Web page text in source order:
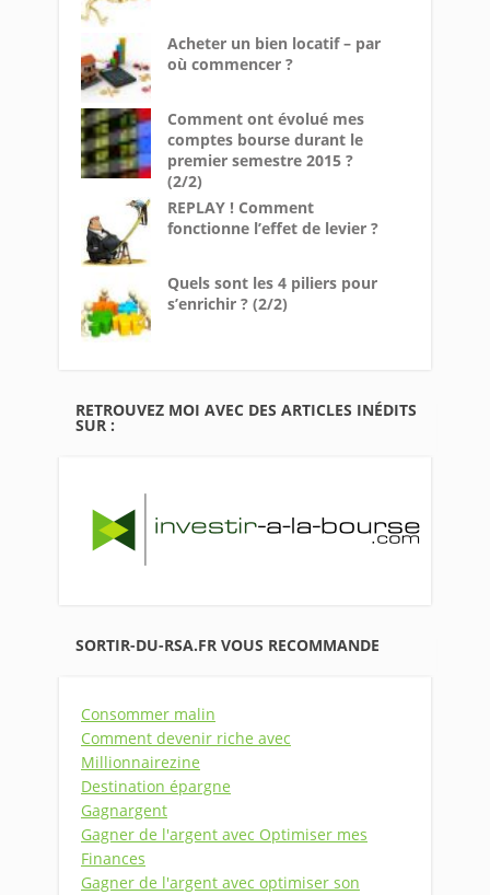
Acheter un bien locatif – par
où commencer ?
Comment ont évolué mes
comptes bourse durant le
premier semestre 2015 ?
(2/2)
REPLAY ! Comment
fonctionne l’effet de levier ?
Quels sont les 4 piliers pour
s’enrichir ? (2/2)
RETROUVEZ MOI AVEC DES ARTICLES INÉDITS
SUR :
SORTIR-DU-RSA.FR VOUS RECOMMANDE
Consommer malin
Comment devenir riche avec
Millionnairezine
Destination épargne
Gagnargent
Gagner de l'argent avec Optimiser mes
Finances
Gagner de l'argent avec optimiser son